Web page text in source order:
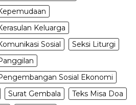
Keluarga
Sosial
Seksi Liturgi
Sosial Ekonomi
Surat Gembala
Teks Misa Doa